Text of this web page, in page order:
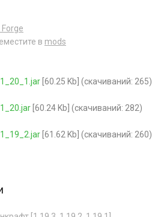
в mods
[60.25 Kb] (cкачиваний: 265)
[60.24 Kb] (cкачиваний: 282)
[61.62 Kb] (cкачиваний: 260)